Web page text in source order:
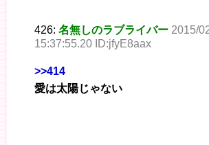
426: 名無しのラブライバー 2015/
15:37:55.20 ID:jfyE8aax
>>414
愛は太陽じゃない